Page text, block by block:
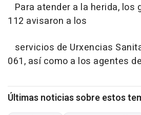
Para atender a la herida, los
112 avisaron a los
servicios de Urxencias
061, así como a los agentes
Últimas noticias sobre estos